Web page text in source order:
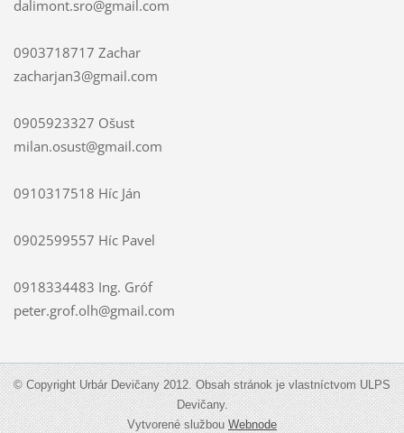
dalimont.sro@gmail.com
0903718717 Zachar
zacharjan3@gmail.com
0905923327 Ošust
milan.osust@gmail.com
0910317518 Híc Ján
0902599557 Híc Pavel
0918334483 Ing. Gróf
peter.grof.olh@gmail.com
© Copyright Urbár Devičany 2012. Obsah stránok je vlastníctvom ULPS
Devičany.
Vytvorené službouWebnode